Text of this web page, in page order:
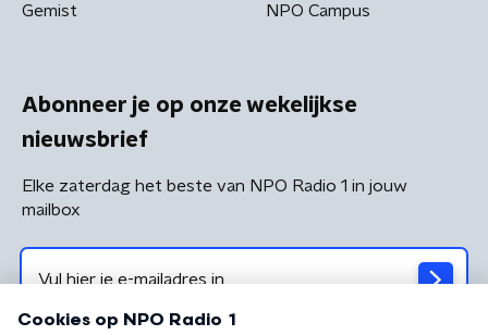
Gemist NPO Campus
Abonneer je op onze wekelijkse
nieuwsbrief
Elke zaterdag het beste van NPO Radio 1 in jouw
mailbox